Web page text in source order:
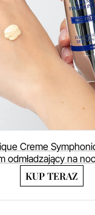
Creme
odmładzający na
KUP TERAZ